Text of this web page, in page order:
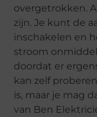
overgetrokken.
zijn. Je kunt de
inschakelen en
stroom
doordat er
kan zelf
is, maar je mag
van Ben